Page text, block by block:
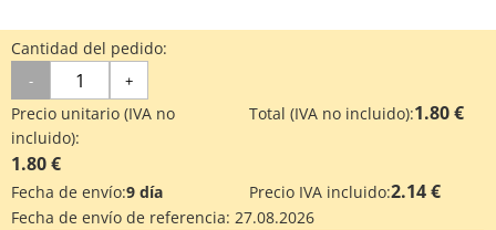
Cantidad del pedido:
- +
Precio unitario (IVA no
incluido):
1.80 €
Total (IVA no incluido):1.80 €
Fecha de envío:9 día Precio IVA incluido:2.14 €
Fecha de envío de referencia: 27.08.2026